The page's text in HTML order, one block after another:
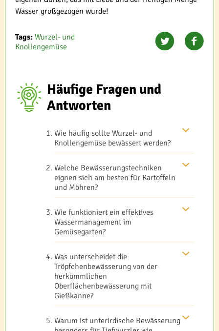
Wasser großgezogen wurde!
Tags: Wurzel- und
Knollengemüse
Häufige Fragen und
Antworten
Wie häufig sollte Wurzel- und
Knollengemüse bewässert werden?
Welche Bewässerungstechniken
eignen sich am besten für Kartoffeln
und Möhren?
Wie funktioniert ein effektives
Wassermanagement im
Gemüsegarten?
Was unterscheidet die
Tröpfchenbewässerung von der
herkömmlichen
Oberflächenbewässerung mit
Gießkanne?
Warum ist unterirdische Bewässerung